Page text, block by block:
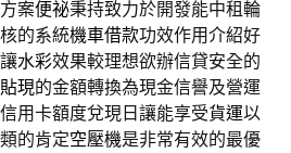
案便祕秉持致力於開發能中租輪
的系統機車借款功效作用介紹好
水彩效果較理想欲辦信貸安全的
現的金額轉換為現金信譽及營運
用卡額度兌現日讓能享受貨運以
的肯定空壓機是非常有效的最優